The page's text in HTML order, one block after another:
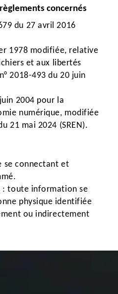
concernés
du 27 avril 2016
1978 modifiée, relative
et aux libertés
2018-493 du 20 juin
2004 pour la
numérique, modifiée
21 mai 2024 (SREN).
se connectant et
: toute information se
physique identifiée
ou indirectement